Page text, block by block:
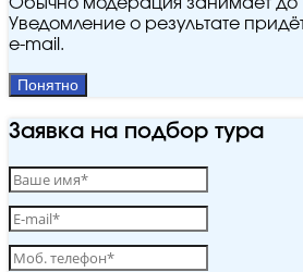
Обычно модерация занимает до
Уведомление о результате
e‑mail.
Понятно
Заявка на подбор тура